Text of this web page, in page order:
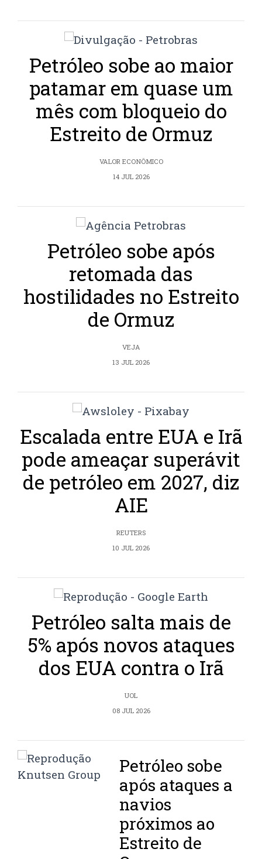
Petróleo sobe ao maior
patamar em quase um
mês com bloqueio do
Estreito de Ormuz
VALOR ECONÔMICO
14 JUL 2026
Petróleo sobe após
retomada das
hostilidades no Estreito
de Ormuz
VEJA
13 JUL 2026
Escalada entre EUA e Irã
pode ameaçar superávit
de petróleo em 2027, diz
AIE
REUTERS
10 JUL 2026
Petróleo salta mais de
5% após novos ataques
dos EUA contra o Irã
UOL
08 JUL 2026
Petróleo sobe
após ataques a
navios
próximos ao
Estreito de